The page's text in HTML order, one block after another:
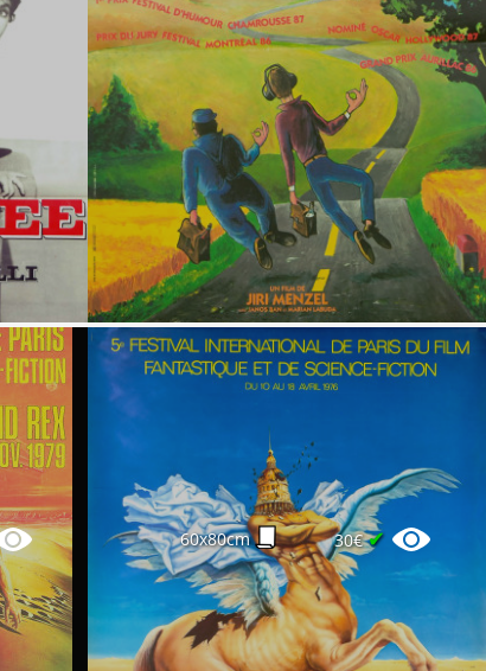
60x80cm 30€✔